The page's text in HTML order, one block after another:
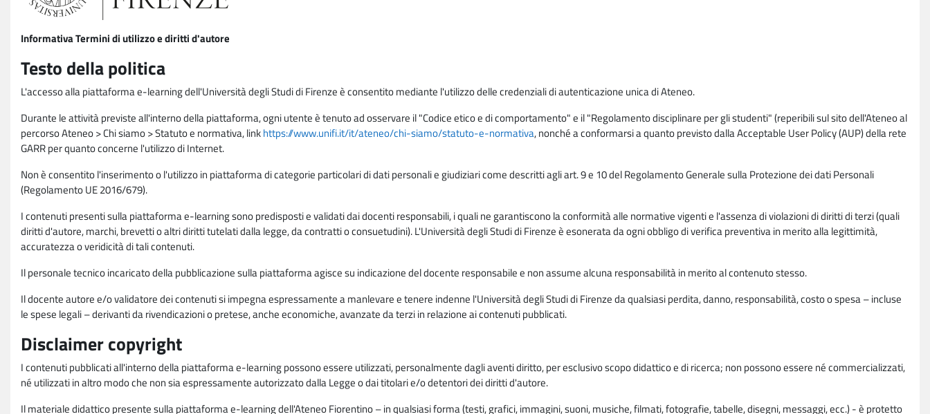
Informativa Termini di utilizzo e diritti d'autore
Testo della politica
L'accesso alla piattaforma e-learning dell'Università degli Studi di Firenze è consentito mediante l'utilizzo delle credenziali di autenticazione unica di Ateneo.
Durante le attività previste all'interno della piattaforma, ogni utente è tenuto ad osservare il "Codice etico e di comportamento" e il "Regolamento disciplinare per gli studenti" (reperibili sul sito dell'Ateneo al
percorso Ateneo > Chi siamo > Statuto e normativa, linkhttps://www.unifi.it/it/ateneo/chi-siamo/statuto-e-normativa, nonché a conformarsi a quanto previsto dalla Acceptable User Policy (AUP) della rete
GARR per quanto concerne l'utilizzo di Internet.
Non è consentito l'inserimento o l'utilizzo in piattaforma di categorie particolari di dati personali e giudiziari come descritti agli art. 9 e 10 del Regolamento Generale sulla Protezione dei dati Personali
(Regolamento UE 2016/679).
I contenuti presenti sulla piattaforma e-learning sono predisposti e validati dai docenti responsabili, i quali ne garantiscono la conformità alle normative vigenti e l'assenza di violazioni di diritti di terzi (quali
diritti d'autore, marchi, brevetti o altri diritti tutelati dalla legge, da contratti o consuetudini). L'Università degli Studi di Firenze è esonerata da ogni obbligo di verifica preventiva in merito alla legittimità,
accuratezza o veridicità di tali contenuti.
Il personale tecnico incaricato della pubblicazione sulla piattaforma agisce su indicazione del docente responsabile e non assume alcuna responsabilità in merito al contenuto stesso.
Il docente autore e/o validatore dei contenuti si impegna espressamente a manlevare e tenere indenne l'Università degli Studi di Firenze da qualsiasi perdita, danno, responsabilità, costo o spesa – incluse
le spese legali – derivanti da rivendicazioni o pretese, anche economiche, avanzate da terzi in relazione ai contenuti pubblicati.
Disclaimer copyright
I contenuti pubblicati all'interno della piattaforma e-learning possono essere utilizzati, personalmente dagli aventi diritto, per esclusivo scopo didattico e di ricerca; non possono essere né commercializzati,
né utilizzati in altro modo che non sia espressamente autorizzato dalla Legge o dai titolari e/o detentori dei diritti d'autore.
Il materiale didattico presente sulla piattaforma e-learning dell'Ateneo Fiorentino – in qualsiasi forma (testi, grafici, immagini, suoni, musiche, filmati, fotografie, tabelle, disegni, messaggi, ecc.) - è protetto